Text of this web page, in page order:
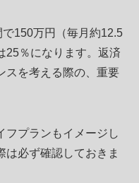
150万円（毎月約12.5
25％になります。返済
スを考える際の、重要
フプランもイメージし
は必ず確認しておきま